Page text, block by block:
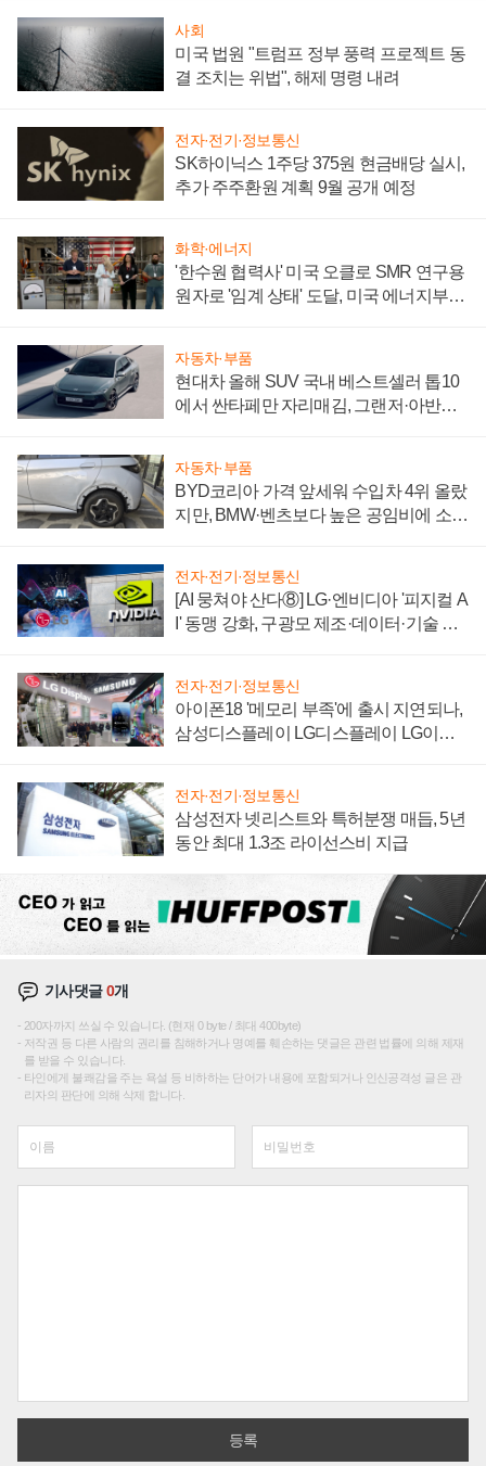
사회
미국 법원 "트럼프 정부 풍력 프로젝트 동
결 조치는 위법", 해제 명령 내려
전자·전기·정보통신
SK하이닉스 1주당 375원 현금배당 실시,
추가 주주환원 계획 9월 공개 예정
화학·에너지
'한수원 협력사' 미국 오클로 SMR 연구용
원자로 '임계 상태' 도달, 미국 에너지부
자동차·부품
현대차 올해 SUV 국내 베스트셀러 톱10
에서 싼타페만 자리매김, 그랜저·아반떼
자동차·부품
BYD코리아 가격 앞세워 수입차 4위 올랐
지만, BMW·벤츠보다 높은 공임비에 소비
전자·전기·정보통신
[AI 뭉쳐야 산다⑧] LG·엔비디아 '피지컬 A
I' 동맹 강화, 구광모 제조·데이터·기술 결
전자·전기·정보통신
아이폰18 '메모리 부족'에 출시 지연되나,
삼성디스플레이 LG디스플레이 LG이노
전자·전기·정보통신
삼성전자 넷리스트와 특허분쟁 매듭, 5년
동안 최대 1.3조 라이선스비 지급
기사댓글0개
200자까지 쓰실 수 있습니다. (현재 0 byte / 최대 400byte)
저작권 등 다른 사람의 권리를 침해하거나 명예를 훼손하는 댓글은 관련 법률에 의해 제재
를 받을 수 있습니다.
타인에게 불쾌감을 주는 욕설 등 비하하는 단어가 내용에 포함되거나 인신공격성 글은 관
리자의 판단에 의해 삭제 합니다.